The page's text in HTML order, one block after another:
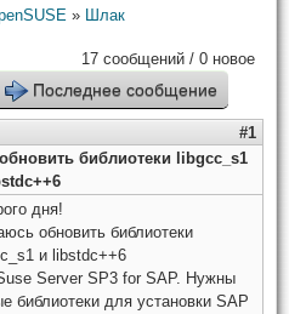
» Шлак
17 сообщений / 0 новое
Последнее сообщение
#1
библиотеки libgcc_s1
дня!
обновить библиотеки
и libstdc++6
Server SP3 for SAP. Нужны
библиотеки для установки SAP